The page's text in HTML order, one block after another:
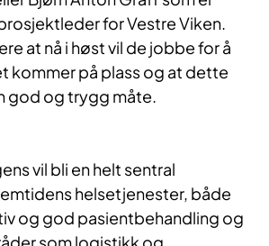
for Vestre Viken.
at nå i høst vil de jobbe for å
kommer på plass og at dette
god og trygg måte.
vil bli en helt sentral
helsetjenester, både
og god pasientbehandling og
som logistikk og